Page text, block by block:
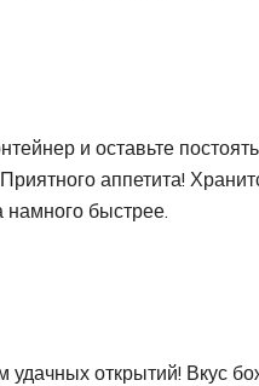
и оставьте
аппетита!
намного быстрее.
удачных открытий! Вкус